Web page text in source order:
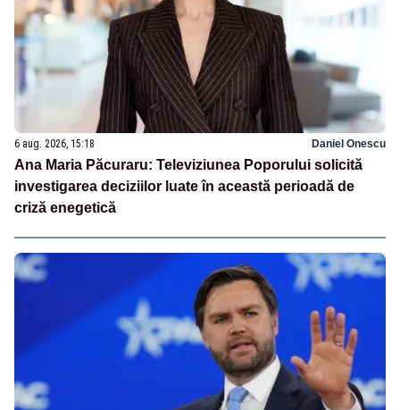
6 aug. 2026, 15:18 Daniel Onescu
Ana Maria Păcuraru: Televiziunea Poporului solicită
investigarea deciziilor luate în această perioadă de
criză enegetică